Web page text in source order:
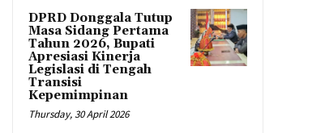
DPRD Donggala Tutup
Masa Sidang Pertama
Tahun 2026, Bupati
Apresiasi Kinerja
Legislasi di Tengah
Transisi
Kepemimpinan
Thursday, 30 April 2026